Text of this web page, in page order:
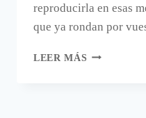
reproducirla en esas
que ya rondan por
LEER MÁS MESA